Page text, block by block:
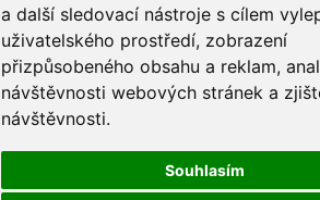
a další sledovací nástroje s cílem
uživatelského prostředí, zobrazení
přizpůsobeného obsahu a reklam,
návštěvnosti webových stránek a
návštěvnosti.
Souhlasím